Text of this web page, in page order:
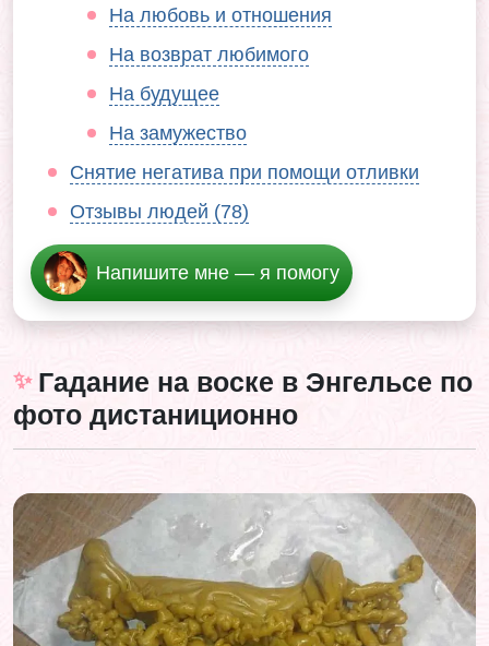
На любовь и отношения
На возврат любимого
На будущее
На замужество
Снятие негатива при помощи отливки
Отзывы людей (78)
Напишите мне — я помогу
Гадание на воске в Энгельсе по
фото дистаниционно